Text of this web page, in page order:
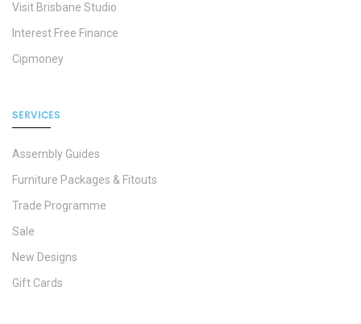
Visit Brisbane Studio
Interest Free Finance
Cipmoney
SERVICES
Assembly Guides
Furniture Packages & Fitouts
Trade Programme
Sale
New Designs
Gift Cards